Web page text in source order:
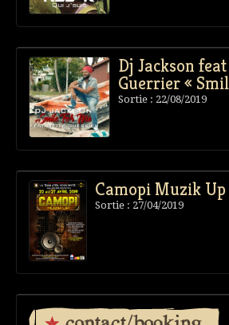
Dj Jackson
Guerrier «
Sortie : 22/08/2019
Camopi Muzik Up
Sortie : 27/04/2019